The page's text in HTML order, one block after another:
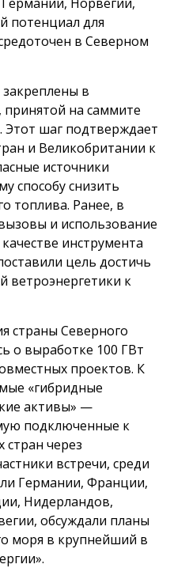
потенциал для
в Северном
в
принятой на саммите
Этот шаг подтверждает
и Великобритании к
источники
способу снизить
топлива. Ранее, в
и использование
инструмента
цель достичь
ветроэнергетики к
страны Северного
о выработке 100 ГВт
проектов. К
«гибридные
активы» —
подключенные к
стран через
встречи, среди
Германии, Франции,
Нидерландов,
обсуждали планы
моря в крупнейший в